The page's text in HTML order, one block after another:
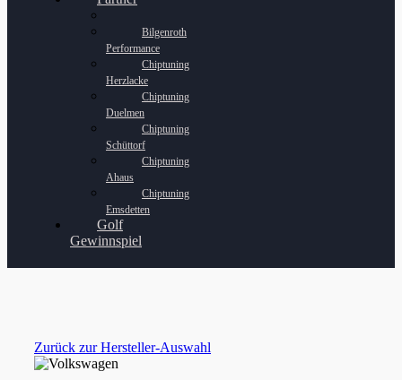
Bilgenroth
Performance
Chiptuning
Herzlacke
Chiptuning
Duelmen
Chiptuning
Schüttorf
Chiptuning
Ahaus
Chiptuning
Emsdetten
Golf
Gewinnspiel
Zurück zur Hersteller-Auswahl